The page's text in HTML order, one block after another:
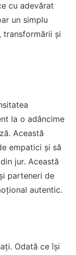
cu adevărat
un simplu
transformării și
la o adâncime
Această
empatici și să
jur. Această
parteneri de
autentic.
Odată ce își